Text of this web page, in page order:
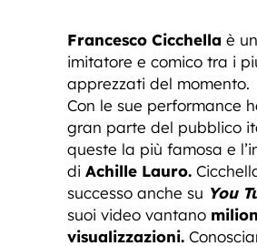
Francesco Cicchella è
imitatore e comico tra i
apprezzati del momento.
Con le sue performance
gran parte del pubblico
queste la più famosa e
di Achille Lauro.
successo anche su You
suoi video vantano
visualizzazioni.